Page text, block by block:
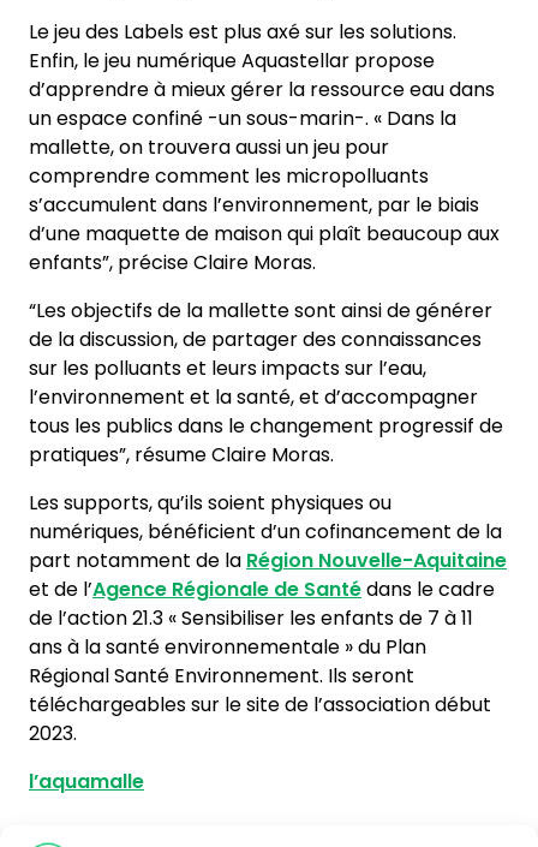
Le jeu des Labels est plus axé sur les solutions.
Enfin, le jeu numérique Aquastellar propose
d’apprendre à mieux gérer la ressource eau dans
un espace confiné -un sous-marin-. « Dans la
mallette, on trouvera aussi un jeu pour
comprendre comment les micropolluants
s’accumulent dans l’environnement, par le biais
d’une maquette de maison qui plaît beaucoup aux
enfants”, précise Claire Moras.
“Les objectifs de la mallette sont ainsi de générer
de la discussion, de partager des connaissances
sur les polluants et leurs impacts sur l’eau,
l’environnement et la santé, et d’accompagner
tous les publics dans le changement progressif de
pratiques”, résume Claire Moras.
Les supports, qu’ils soient physiques ou
numériques, bénéficient d’un cofinancement de la
part notamment de la Région Nouvelle-Aquitaine
et de l’Agence Régionale de Santédans le cadre
de l’action 21.3 « Sensibiliser les enfants de 7 à 11
ans à la santé environnementale » du Plan
Régional Santé Environnement. Ils seront
téléchargeables sur le site de l’association début
2023.
l’aquamalle